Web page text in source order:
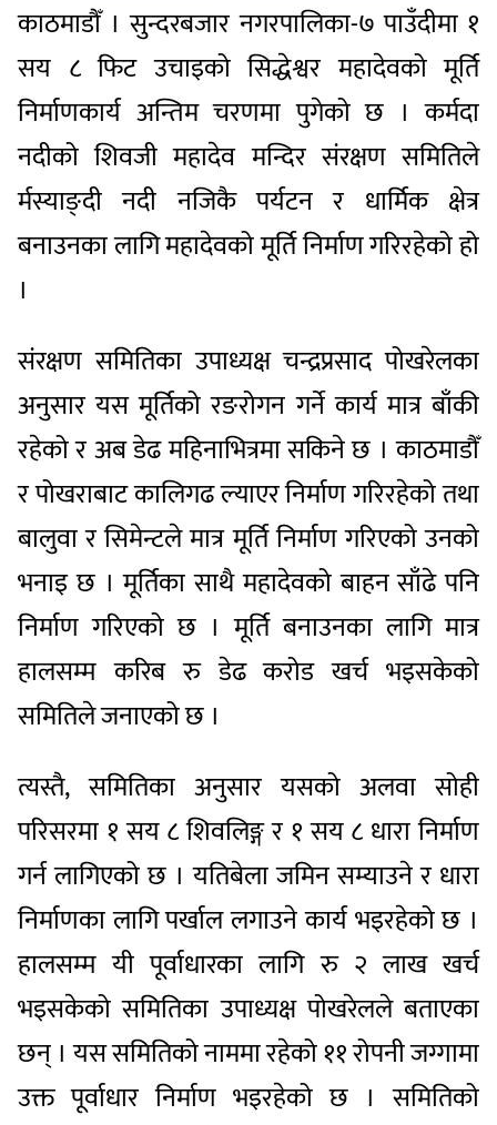
काठमाडौँ । सुन्दरबजार नगरपालिका-७ पाउँदीमा १
सय ८ फिट उचाइको सिद्धेश्वर महादेवको मूर्ति
निर्माणकार्य अन्तिम चरणमा पुगेको छ । कर्मदा
नदीको शिवजी महादेव मन्दिर संरक्षण समितिले
र्मस्याङ्दी नदी नजिकै पर्यटन र धार्मिक क्षेत्र
बनाउनका लागि महादेवको मूर्ति निर्माण गरिरहेको हो
।
संरक्षण समितिका उपाध्यक्ष चन्द्रप्रसाद पोखरेलका
अनुसार यस मूर्तिको रङरोगन गर्ने कार्य मात्र बाँकी
रहेको र अब डेढ महिनाभित्रमा सकिने छ । काठमाडौँ
र पोखराबाट कालिगढ ल्याएर निर्माण गरिरहेको तथा
बालुवा र सिमेन्टले मात्र मूर्ति निर्माण गरिएको उनको
भनाइ छ । मूर्तिका साथै महादेवको बाहन साँढे पनि
निर्माण गरिएको छ । मूर्ति बनाउनका लागि मात्र
हालसम्म करिब रु डेढ करोड खर्च भइसकेको
समितिले जनाएको छ ।
त्यस्तै, समितिका अनुसार यसको अलवा सोही
परिसरमा १ सय ८ शिवलिङ्ग र १ सय ८ धारा निर्माण
गर्न लागिएको छ । यतिबेला जमिन सम्याउने र धारा
निर्माणका लागि पर्खाल लगाउने कार्य भइरहेको छ ।
हालसम्म यी पूर्वाधारका लागि रु २ लाख खर्च
भइसकेको समितिका उपाध्यक्ष पोखरेलले बताएका
छन् । यस समितिको नाममा रहेको ११ रोपनी जग्गामा
उक्त पूर्वाधार निर्माण भइरहेको छ । समितिको